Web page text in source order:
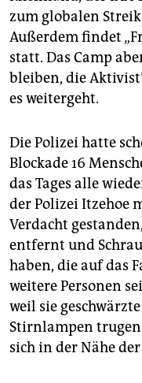
zum globalen
Außerdem findet
statt. Das Camp
bleiben, die
es weitergeht.
Die Polizei hatte
Blockade 16
das Tages alle
der Polizei Itzehoe
Verdacht
entfernt und
haben, die auf das
weitere Personen
weil sie
Stirnlampen
sich in der Nähe